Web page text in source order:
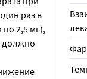
раз в
по 2,5 мг),
должно